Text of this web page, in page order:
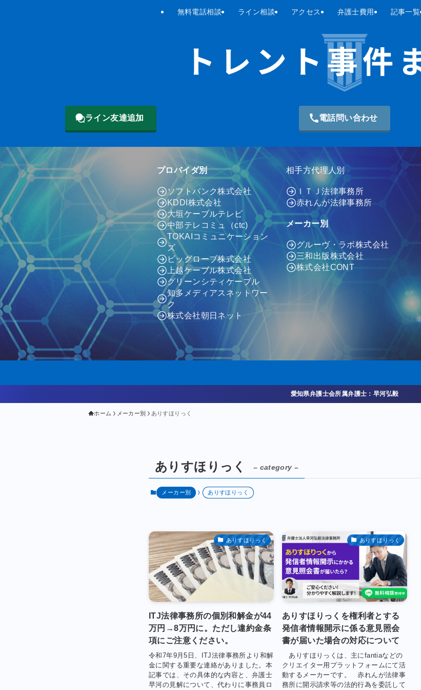
無料電話相談 ライン相談 アクセス 弁護士費用 記事一覧
ライン友達追加 電話問い合わせ
プロバイダ別
ソフトバンク株式会社
KDDI株式会社
大垣ケーブルテレビ
中部テレコミュ（ctc)
TOKAIコミュニケーション
ズ
ビッグローブ株式会社
上越ケーブル株式会社
グリーンシティケーブル
知多メディアスネットワー
ク
株式会社朝日ネット
相手方代理人別
ＩＴＪ法律事務所
赤れんが法律事務所
メーカー別
グルーヴ・ラボ株式会社
三和出版株式会社
株式会社CONT
愛知県弁護士会所属弁護士：早河弘毅
ホーム メーカー別 ありすほりっく
ありすほりっく – category –
メーカー別 ありすほりっく
ありすほりっく
ITJ法律事務所の個別和解金が44
万円→8万円に。ただし違約金条
項にご注意ください。
令和7年9月5日、ITJ法律事務所より和解
金に関する重要な連絡がありました。本
記事では、その具体的な内容と、弁護士
早河の見解について、代わりに事務員ロ
ありすほりっく
ありすほりっくを権利者とする
発信者情報開示に係る意見照会
書が届いた場合の対応について
ありすほりっくは、主にfantiaなどの
クリエイター用プラットフォームにて活
動するメーカーです。 赤れんが法律事
務所に開示請求等の法的行為を委託して